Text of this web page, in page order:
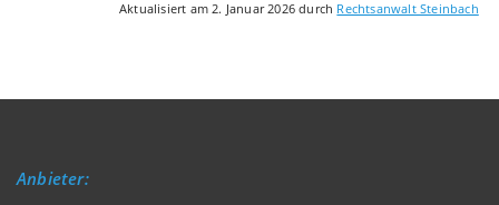
Aktualisiert am 2. Januar 2026 durch Rechtsanwalt Steinbach
Anbieter: